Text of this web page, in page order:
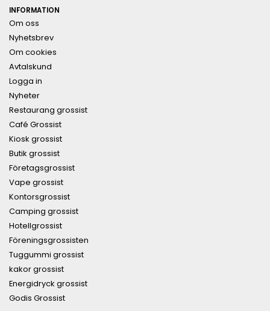
INFORMATION
Om oss
Nyhetsbrev
Om cookies
Avtalskund
Logga in
Nyheter
Restaurang grossist
Café Grossist
Kiosk grossist
Butik grossist
Företagsgrossist
Vape grossist
Kontorsgrossist
Camping grossist
Hotellgrossist
Föreningsgrossisten
Tuggummi grossist
kakor grossist
Energidryck grossist
Godis Grossist